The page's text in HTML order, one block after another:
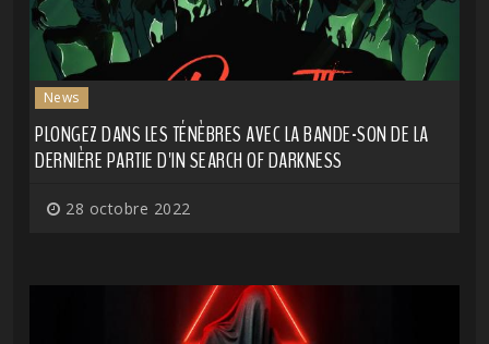
News
PLONGEZ DANS LES TÉNÈBRES AVEC LA BANDE-SON DE LA
DERNIÈRE PARTIE D'IN SEARCH OF DARKNESS
28 octobre 2022